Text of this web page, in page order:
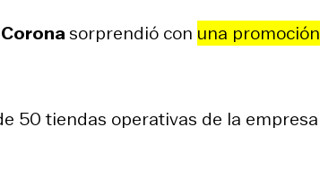
Coronasorprendió con una promoción
50 tiendas operativas de la empresa